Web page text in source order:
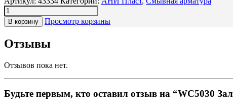
В корзину Просмотр корзины
Отзывы
Отзывов пока нет.
Будьте первым, кто оставил отзыв на “WC5030